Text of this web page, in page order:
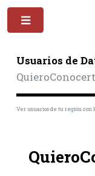
Usuarios de
Ver usuarios de tu región con